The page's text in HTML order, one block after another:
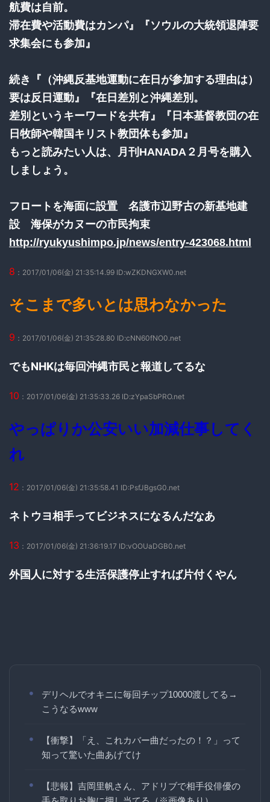
航費は自前。
滞在費や活動費はカンパ』『ソウルの大統領退陣要
求集会にも参加』
続き『（沖縄反基地運動に在日が参加する理由は）
要は反日運動』『在日差別と沖縄差別。
差別というキーワードを共有』『日本基督教団の在
日牧師や韓国キリスト教団体も参加』
もっと読みたい人は、月刊HANADA２月号を購入
しましょう。
フロートを海面に設置 名護市辺野古の新基地建
設 海保がカヌーの市民拘束
http://ryukyushimpo.jp/news/entry-423068.html
8 ：2017/01/06(金) 21:35:14.99 ID:wZKDNGXW0.net
そこまで多いとは思わなかった
9 ：2017/01/06(金) 21:35:28.80 ID:cNN60fNO0.net
でもNHKは毎回沖縄市民と報道してるな
10 ：2017/01/06(金) 21:35:33.26 ID:zYpaSbPRO.net
やっぱりか公安いい加減仕事してく
れ
12 ：2017/01/06(金) 21:35:58.41 ID:PsfJBgsG0.net
ネトウヨ相手ってビジネスになるんだなあ
13 ：2017/01/06(金) 21:36:19.17 ID:vOOUaDGB0.net
外国人に対する生活保護停止すれば片付くやん
デリヘルでオキニに毎回チップ10000渡してる→
こうなるwww
【衝撃】「え、これカバー曲だったの！？」って
知って驚いた曲あげてけ
【悲報】吉岡里帆さん、アドリブで相手役俳優の